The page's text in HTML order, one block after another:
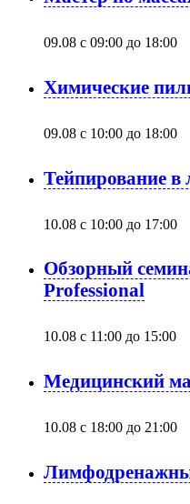
09.08 с 09:00 до 18:00
Химические
09.08 с 10:00 до 18:00
Тейпирование в
10.08 с 10:00 до 17:00
Обзорный
Professional
10.08 с 11:00 до 15:00
Медицинский
10.08 с 18:00 до 21:00